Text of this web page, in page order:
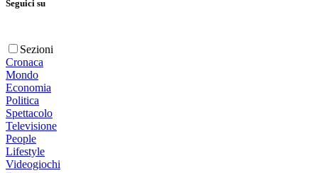
Seguici su
Sezioni
Cronaca
Mondo
Economia
Politica
Spettacolo
Televisione
People
Lifestyle
Videogiochi